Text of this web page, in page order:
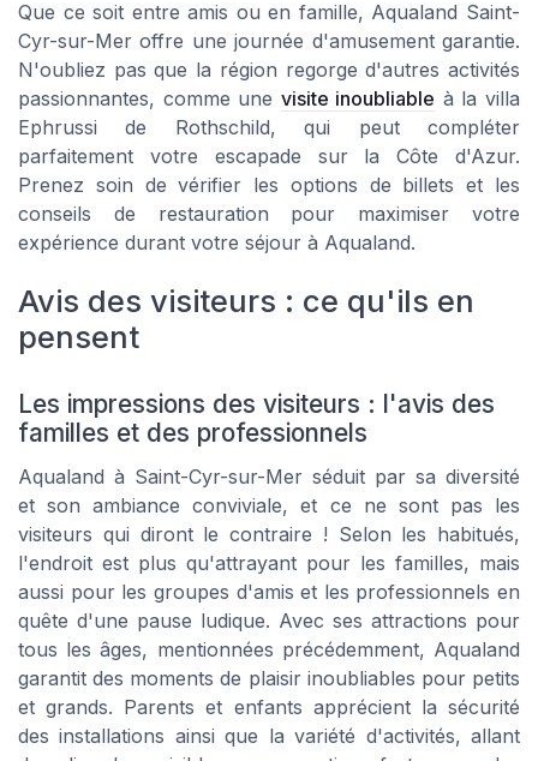
Que ce soit entre amis ou en famille, Aqualand Saint-
Cyr-sur-Mer offre une journée d'amusement garantie.
N'oubliez pas que la région regorge d'autres activités
passionnantes, comme une visite inoubliable à la villa
Ephrussi de Rothschild, qui peut compléter
parfaitement votre escapade sur la Côte d'Azur.
Prenez soin de vérifier les options de billets et les
conseils de restauration pour maximiser votre
expérience durant votre séjour à Aqualand.
Avis des visiteurs : ce qu'ils en
pensent
Les impressions des visiteurs : l'avis des
familles et des professionnels
Aqualand à Saint-Cyr-sur-Mer séduit par sa diversité
et son ambiance conviviale, et ce ne sont pas les
visiteurs qui diront le contraire ! Selon les habitués,
l'endroit est plus qu'attrayant pour les familles, mais
aussi pour les groupes d'amis et les professionnels en
quête d'une pause ludique. Avec ses attractions pour
tous les âges, mentionnées précédemment, Aqualand
garantit des moments de plaisir inoubliables pour petits
et grands. Parents et enfants apprécient la sécurité
des installations ainsi que la variété d'activités, allant